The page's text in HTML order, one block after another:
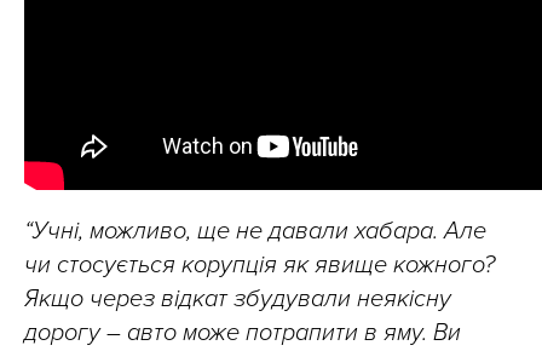
“Учні, можливо, ще не давали хабара. Але
чи стосується корупція як явище кожного?
Якщо через відкат збудували неякісну
дорогу – авто може потрапити в яму. Ви